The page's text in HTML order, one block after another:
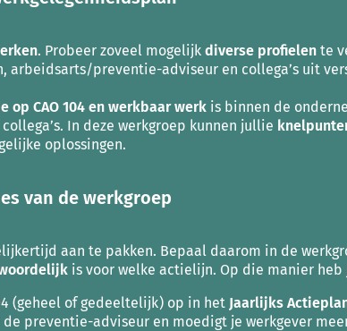
. Probeer zoveel mogelijk diverse profielen te
arbeidsarts/preventie-adviseur en collega’s uit
op CAO 104 en werkbaar werk is binnen de
In deze werkgroep kunnen jullie
oplossingen.
van de werkgroep
aan te pakken. Bepaal daarom in de
is voor welke actielijn. Op die manier
(geheel of gedeeltelijk) op in het Jaarlijks
preventie-adviseur en moedigt je werkgever